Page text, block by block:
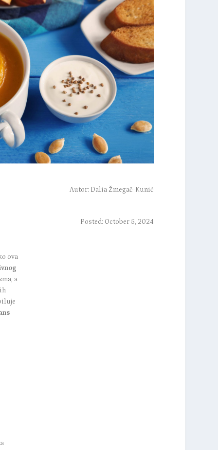
Autor: Dalia Žmegač-Kunić
Posted: October 5, 2024
ova
a